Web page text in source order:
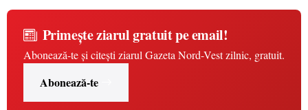
Primește ziarul gratuit pe email!
Abonează-te și citești ziarul Gazeta Nord-Vest zilnic, gratuit.
Abonează-te